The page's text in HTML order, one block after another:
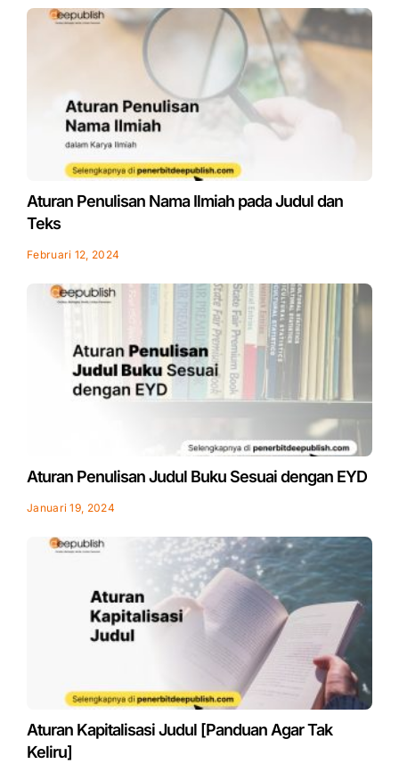
Aturan Penulisan Nama Ilmiah pada Judul dan
Teks
Februari 12, 2024
Aturan Penulisan Judul Buku Sesuai dengan EYD
Januari 19, 2024
Aturan Kapitalisasi Judul [Panduan Agar Tak
Keliru]